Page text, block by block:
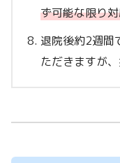
ず可能な限り
退院後約2週間
ただきますが